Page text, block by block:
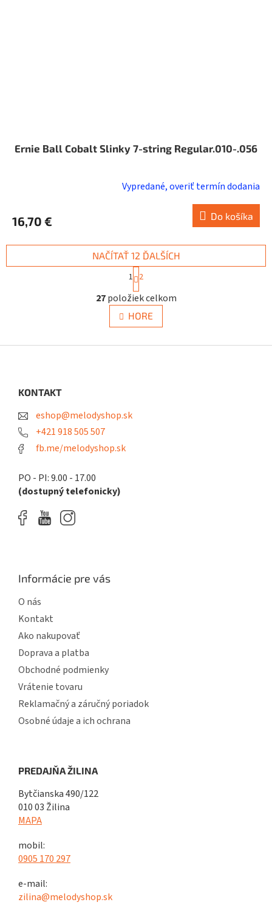
Ernie Ball Cobalt Slinky 7-string Regular.010-.056
Vypredané, overiť termín dodania
16,70 € Do košíka
O
v
l
á
a
NAČÍTAŤ 12 ĎALŠÍCH
S
t
r
á
n
k
v
1 2
27položiek celkom
HORE
KONTAKT
eshop@melodyshop.sk
+421 918 505 507
fb.me/melodyshop.sk
PO - PI: 9.00 - 17.00
(dostupný telefonicky)
Informácie pre vás
O nás
Kontakt
Ako nakupovať
Doprava a platba
Obchodné podmienky
Vrátenie tovaru
Reklamačný a záručný poriadok
Osobné údaje a ich ochrana
PREDAJŇA ŽILINA
Bytčianska 490/122
010 03 Žilina
MAPA
mobil:
0905 170 297
e-mail:
zilina@melodyshop.sk